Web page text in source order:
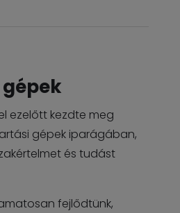
ezelőtt kezdte meg
gépek iparágában,
és tudást
fejlődtünk,